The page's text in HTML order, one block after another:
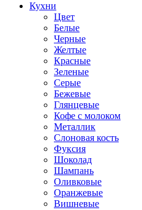
Кухни
Цвет
Белые
Черные
Желтые
Красные
Зеленые
Серые
Бежевые
Глянцевые
Кофе с молоком
Металлик
Слоновая кость
Фуксия
Шоколад
Шампань
Оливковые
Оранжевые
Вишневые